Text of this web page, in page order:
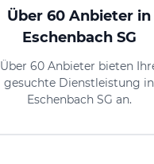
Über 60 Anbieter in
Eschenbach SG
Über 60 Anbieter bieten
gesuchte Dienstleistung in
Eschenbach SG an.